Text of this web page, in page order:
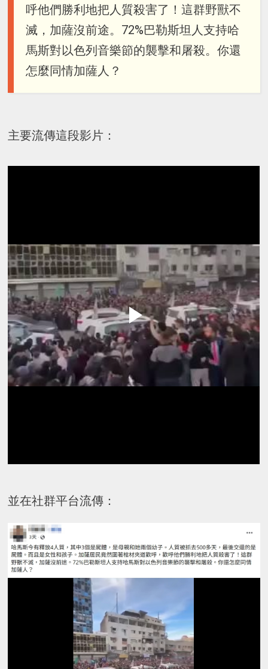
呼他們勝利地把人質殺害了！這群野獸不
滅，加薩沒前途。72%巴勒斯坦人支持哈
馬斯對以色列音樂節的襲擊和屠殺。你還
怎麼同情加薩人？
主要流傳這段影片：
並在社群平台流傳：